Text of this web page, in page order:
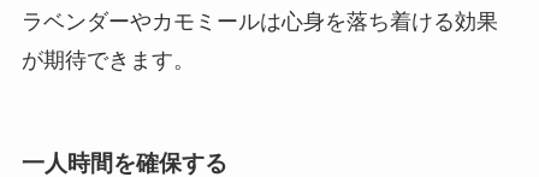
ラベンダーやカモミールは心身を落ち着ける効果
が期待できます。
一人時間を確保する